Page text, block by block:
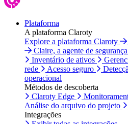
Plataforma
A plataforma Claroty
Explore a plataforma Claroty
Claire, a agente de
Inventário de ativos
rede
Acesso seguro
operacional
Métodos de descoberta
Claroty Edge
Análise do arquivo do projeto
Integrações